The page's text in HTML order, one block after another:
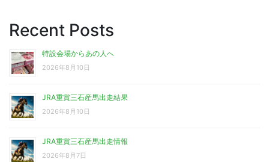
Recent Posts
特設会場からあの人へ
2026年8月10日
JRA重賞三石産馬出走結果
2026年8月10日
JRA重賞三石産馬出走情報
2026年8月7日